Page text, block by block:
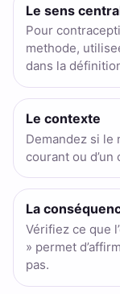
Le sens
Pour
methode,
dans la
Le contexte
Demandez si le
courant ou
La
Vérifiez ce que
» permet
pas.